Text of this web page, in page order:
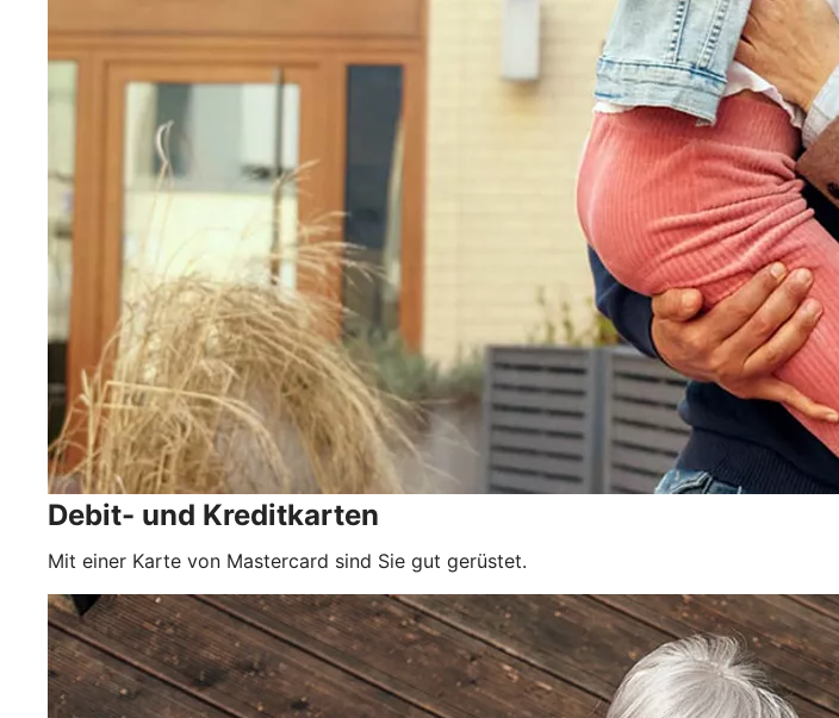
Debit- und Kreditkarten
Mit einer Karte von Mastercard sind Sie gut gerüstet.